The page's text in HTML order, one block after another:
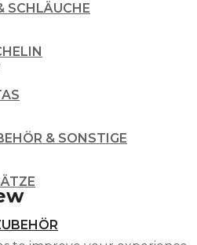
SCHLÄUCHE
& SONSTIGE